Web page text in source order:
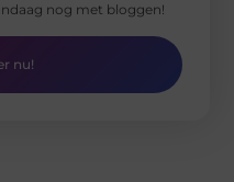
nog met bloggen!
nu!